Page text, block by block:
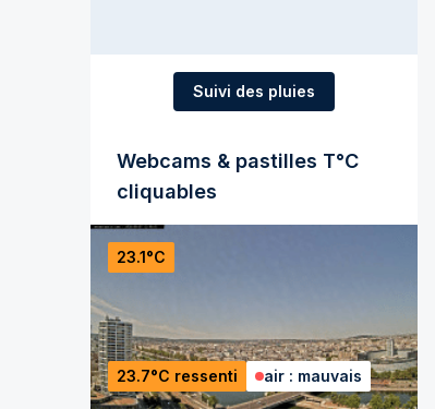
Suivi des pluies
Webcams & pastilles T°C
cliquables
23.1°C
23.7°C ressenti air : mauvais